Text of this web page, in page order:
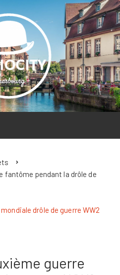
fantôme pendant la drôle de
drôle de guerre WW2
guerre